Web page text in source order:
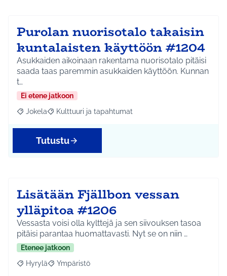
Purolan nuorisotalo takaisin
kuntalaisten käyttöön #1204
Asukkaiden aikoinaan rakentama nuorisotalo pitäisi
saada taas paremmin asukkaiden käyttöön. Kunnan
t…
Ei etene jatkoon
Rajaa tulokset aihepiirin mukaan: Jokela
Jokela Rajaa tulokset teeman mukaan: Kulttuuri ja
Kulttuuri ja tapahtumat
Tutustu
Lisätään Fjällbon vessan
ylläpitoa #1206
Vessasta voisi olla kylttejä ja sen siivouksen tasoa
pitäisi parantaa huomattavasti. Nyt se on niin …
Etenee jatkoon
Rajaa tulokset aihepiirin mukaan: Hyrylä
Hyrylä Rajaa tulokset teeman mukaan: Ympäristö
Ympäristö